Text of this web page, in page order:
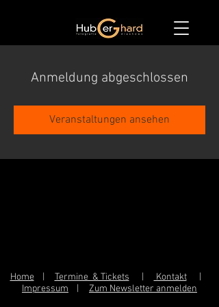
Anmeldung abgeschlossen
Veranstaltungen ansehen
Home| Termine & Tickets Kontakt|
Impressum
Zum Newsletter anmelden